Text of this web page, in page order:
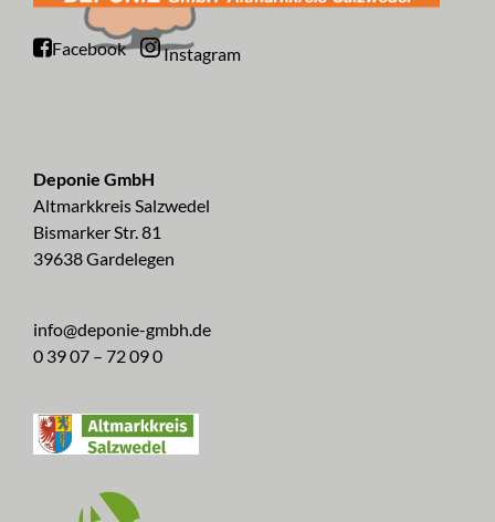
Facebook Instagram
Deponie GmbH
Altmarkkreis Salzwedel
Bismarker Str. 81
39638 Gardelegen
info@deponie-gmbh.de
0 39 07 – 72 09 0